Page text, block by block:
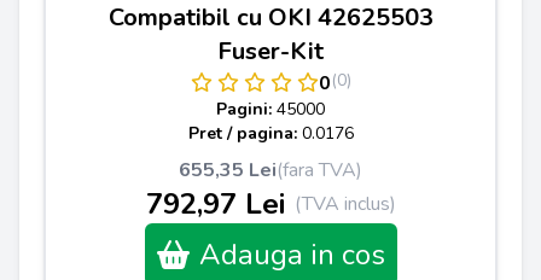
Compatibil cu OKI 42625503
Fuser-Kit
0(0)
Pagini: 45000
Pret / pagina: 0.0176
655,35 Lei(fara TVA)
792,97 Lei (TVA inclus)
Adauga in cos